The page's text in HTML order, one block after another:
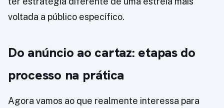
voltada a público específico.
Do anúncio ao cartaz: etapas do
processo na prática
Agora vamos ao que realmente interessa para